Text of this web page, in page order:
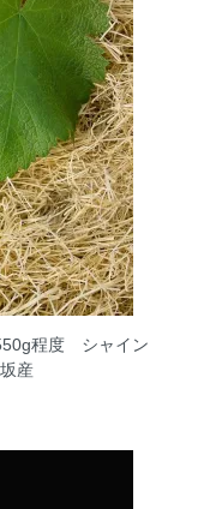
程度 シャイン
産